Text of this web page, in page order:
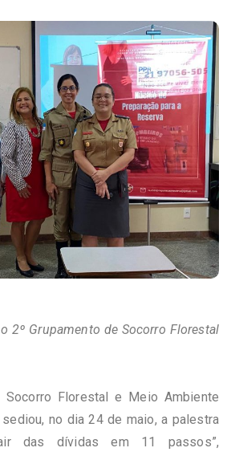
2º Grupamento de Socorro Florestal
Socorro Florestal e Meio Ambiente
no dia 24 de maio, a palestra
das dívidas em 11 passos”,